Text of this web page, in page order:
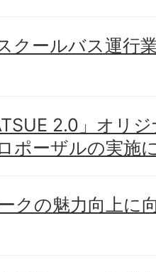
クールバス運行
2.0」オリ
ポーザルの実施
クの魅力向上に